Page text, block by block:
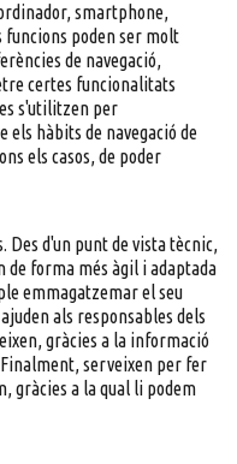
smartphone,
funcions poden ser molt
de navegació,
certes funcionalitats
s'utilitzen per
hàbits de navegació de
els casos, de poder
Des d'un punt de vista tècnic,
de forma més àgil i adaptada
emmagatzemar el seu
als responsables dels
gràcies a la informació
serveixen per fer
gràcies a la qual li podem